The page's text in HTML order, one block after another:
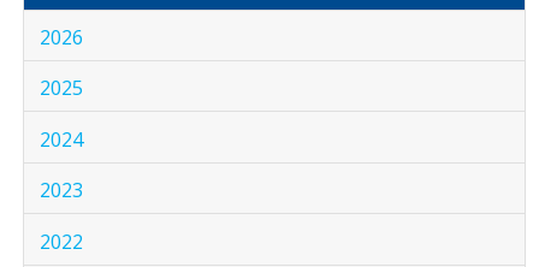
2026
2025
2024
2023
2022